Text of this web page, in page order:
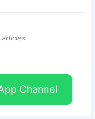
Channel